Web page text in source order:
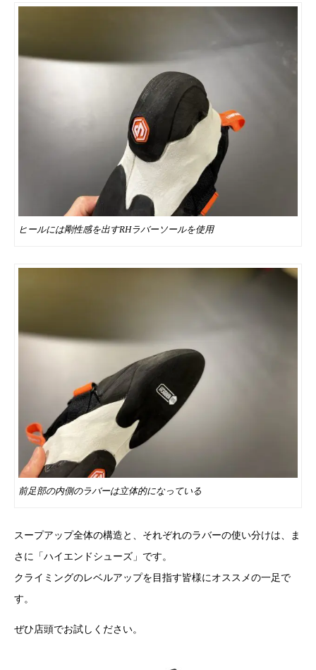
ヒールには剛性感を出すRHラバーソールを使用
前足部の内側のラバーは立体的になっている
スープアップ全体の構造と、それぞれのラバーの使い分けは、ま
さに「ハイエンドシューズ」です。
クライミングのレベルアップを目指す皆様にオススメの一足で
す。
ぜひ店頭でお試しください。